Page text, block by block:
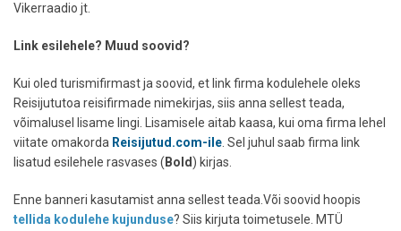
Vikerraadio jt.
Link esilehele? Muud soovid?
Kui oled turismifirmast ja soovid, et link firma kodulehele oleks
Reisijututoa reisifirmade nimekirjas, siis anna sellest teada,
võimalusel lisame lingi. Lisamisele aitab kaasa, kui oma firma lehel
viitate omakorda Reisijutud.com-ile . Sel juhul saab firma link
lisatud esilehele rasvases ( Bold ) kirjas.
Enne banneri kasutamist anna sellest teada.Või soovid hoopis
tellida kodulehe kujunduse? Siis kirjuta toimetusele. MTÜ